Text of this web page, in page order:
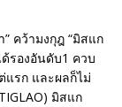
คว้ามงกุฎ “มิสแก
รองอันดับ1 ควบ
แรก และผลก็ไม่
มิสแก